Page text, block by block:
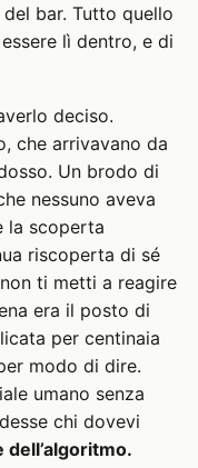
bar. Tutto quello
lì dentro, e di
deciso.
che arrivavano da
Un brodo di
nessuno aveva
la scoperta
riscoperta di sé
ti metti a reagire
era il posto di
per centinaia
modo di dire.
umano senza
chi dovevi
dell’algoritmo.